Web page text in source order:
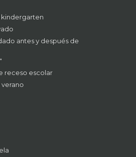
kindergarten
antes y después de
receso escolar